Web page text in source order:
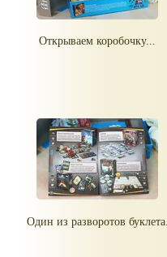
Открываем коробочку...
Один из разворотов буклета.